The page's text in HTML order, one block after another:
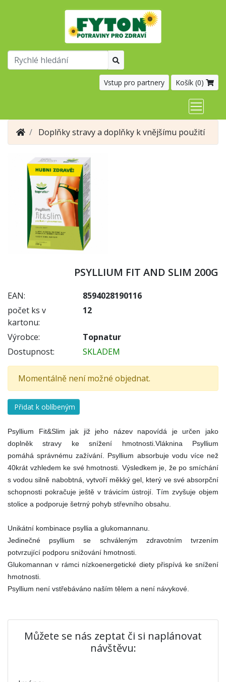
Vstup pro partnery Košík (0)
Doplňky stravy a doplňky k vnějšímu použití
PSYLLIUM FIT AND SLIM 200G
EAN:
8594028190116
počet ks v
kartonu:
12
Výrobce:
Topnatur
Dostupnost:
SKLADEM
Momentálně není možné objednat.
Přidat k oblíbeným
Psyllium Fit&Slim jak již jeho název napovídá je určen jako
doplněk stravy ke snížení hmotnosti.Vláknina Psyllium
pomáhá správnému zažívání. Psyllium absorbuje vodu více než
40krát vzhledem ke své hmotnosti. Výsledkem je, že po smíchání
s vodou silně nabobtná, vytvoří měkký gel, který ve své absorpční
schopnosti pokračuje ještě v trávicím ústrojí. Tím zvyšuje objem
stolice a podporuje šetrný pohyb střevního obsahu.
Unikátní kombinace psyllia a glukomannanu.
Jedinečné psyllium se schváleným zdravotním tvrzením
potvrzující podporu snižování hmotnosti.
Glukomannan v rámci nízkoenergetické diety přispívá ke snížení
hmotnosti.
Psyllium není vstřebáváno naším tělem a není návykové.
Můžete se nás zeptat či si naplánovat
návštěvu: